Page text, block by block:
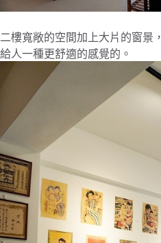
二樓寬敞的空間加上大片的窗景，
給人一種更舒適的感覺的。